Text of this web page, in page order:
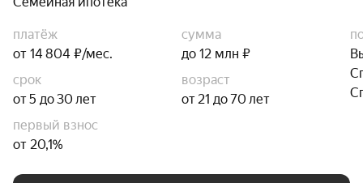
платёж
от 14 804 ₽/мес.
сумма
до 12 млн ₽
срок
от 5 до 30 лет
возраст
от 21 до 70 лет
первый взнос
от 20,1%